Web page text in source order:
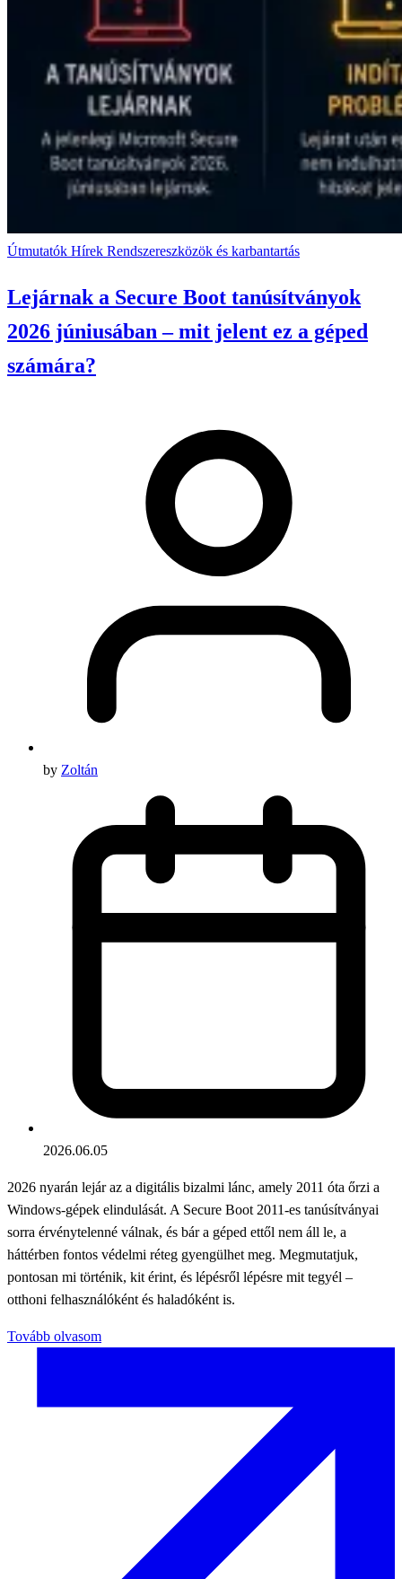
Útmutatók Hírek Rendszereszközök és karbantartás
Lejárnak a Secure Boot tanúsítványok
2026 júniusában – mit jelent ez a géped
számára?
by Zoltán
2026.06.05
2026 nyarán lejár az a digitális bizalmi lánc, amely 2011 óta őrzi a
Windows-gépek elindulását. A Secure Boot 2011-es tanúsítványai
sorra érvénytelenné válnak, és bár a géped ettől nem áll le, a
háttérben fontos védelmi réteg gyengülhet meg. Megmutatjuk,
pontosan mi történik, kit érint, és lépésről lépésre mit tegyél –
otthoni felhasználóként és haladóként is.
Tovább olvasom